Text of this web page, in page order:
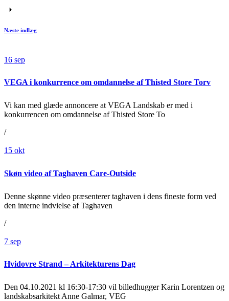
Næste indlæg
16 sep
VEGA i konkurrence om omdannelse af Thisted Store Torv
Vi kan med glæde annoncere at VEGA Landskab er med i
konkurrencen om omdannelse af Thisted Store To
/
15 okt
Skøn video af Taghaven Care-Outside
Denne skønne video præsenterer taghaven i dens fineste form ved
den interne indvielse af Taghaven
/
7 sep
Hvidovre Strand – Arkitekturens Dag
Den 04.10.2021 kl 16:30-17:30 vil billedhugger Karin Lorentzen og
landskabsarkitekt Anne Galmar, VEG